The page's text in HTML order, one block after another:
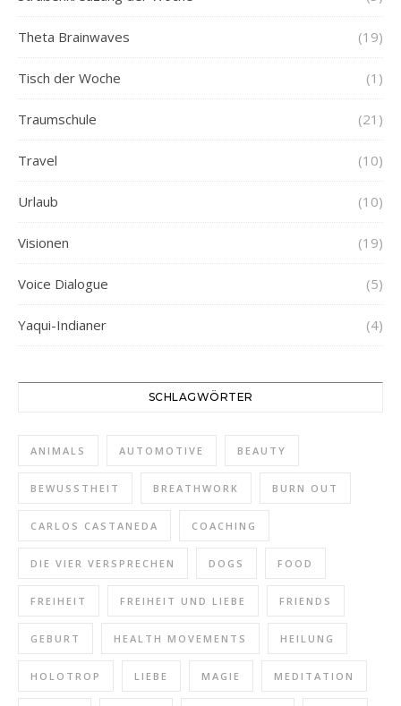
Theta Brainwaves (19)
Tisch der Woche (1)
Traumschule (21)
Travel (10)
Urlaub (10)
Visionen (19)
Voice Dialogue (5)
Yaqui-Indianer (4)
SCHLAGWÖRTER
ANIMALS AUTOMOTIVE BEAUTY
BEWUSSTHEIT BREATHWORK BURN OUT
CARLOS CASTANEDA COACHING
DIE VIER VERSPRECHEN DOGS FOOD
FREIHEIT FREIHEIT UND LIEBE FRIENDS
GEBURT HEALTH MOVEMENTS HEILUNG
HOLOTROP LIEBE MAGIE MEDITATION